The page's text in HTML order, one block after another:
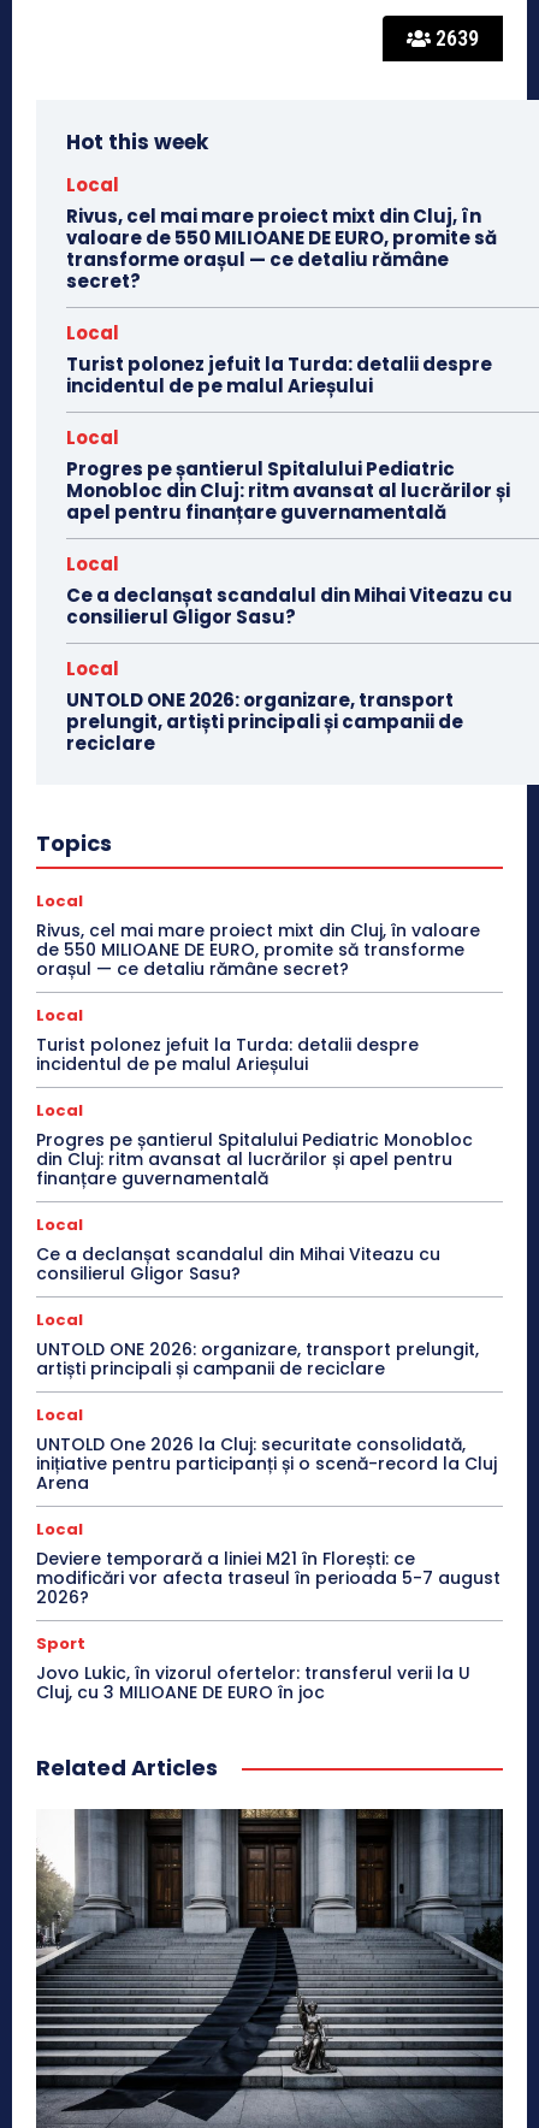
2639
Hot this week
Local
Rivus, cel mai mare proiect mixt din Cluj, în
valoare de 550 MILIOANE DE EURO, promite să
transforme orașul — ce detaliu rămâne
secret?
Local
Turist polonez jefuit la Turda: detalii despre
incidentul de pe malul Arieșului
Local
Progres pe șantierul Spitalului Pediatric
Monobloc din Cluj: ritm avansat al lucrărilor și
apel pentru finanțare guvernamentală
Local
Ce a declanșat scandalul din Mihai Viteazu cu
consilierul Gligor Sasu?
Local
UNTOLD ONE 2026: organizare, transport
prelungit, artiști principali și campanii de
reciclare
Topics
Local
Rivus, cel mai mare proiect mixt din Cluj, în valoare
de 550 MILIOANE DE EURO, promite să transforme
orașul — ce detaliu rămâne secret?
Local
Turist polonez jefuit la Turda: detalii despre
incidentul de pe malul Arieșului
Local
Progres pe șantierul Spitalului Pediatric Monobloc
din Cluj: ritm avansat al lucrărilor și apel pentru
finanțare guvernamentală
Local
Ce a declanșat scandalul din Mihai Viteazu cu
consilierul Gligor Sasu?
Local
UNTOLD ONE 2026: organizare, transport prelungit,
artiști principali și campanii de reciclare
Local
UNTOLD One 2026 la Cluj: securitate consolidată,
inițiative pentru participanți și o scenă-record la Cluj
Arena
Local
Deviere temporară a liniei M21 în Florești: ce
modificări vor afecta traseul în perioada 5-7 august
2026?
Sport
Jovo Lukic, în vizorul ofertelor: transferul verii la U
Cluj, cu 3 MILIOANE DE EURO în joc
Related Articles